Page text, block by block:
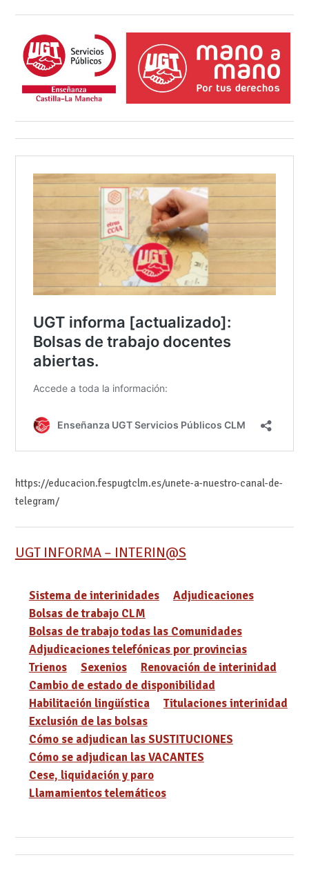
https://educacion.fespugtclm.es/unete-a-nuestro-canal-de-
telegram/
UGT INFORMA – INTERIN@S
Sistema de interinidades
Adjudicaciones
Bolsas de trabajo CLM
Bolsas de trabajo todas las Comunidades
Adjudicaciones telefónicas por provincias
Trienos
Sexenios
Renovación de interinidad
Cambio de estado de disponibilidad
Habilitación lingüística
Titulaciones interinidad
Exclusión de las bolsas
Cómo se adjudican las SUSTITUCIONES
Cómo se adjudican las VACANTES
Cese, liquidación y paro
Llamamientos telemáticos